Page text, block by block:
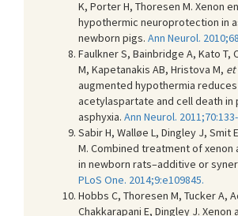
K, Porter H, Thoresen M. Xenon
hypothermic neuroprotection in
newborn pigs. Ann Neurol.
Faulkner S, Bainbridge A, Kato T,
M, Kapetanakis AB, Hristova M, et
augmented hypothermia
acetylaspartate and cell death in
asphyxia. Ann Neurol.
Sabir H, Walløe L, Dingley J, Smit
M. Combined treatment of xenon
in newborn rats–additive or
PLoS One. 2014;9:e109845.
Hobbs C, Thoresen M, Tucker A,
Chakkarapani E, Dingley J.